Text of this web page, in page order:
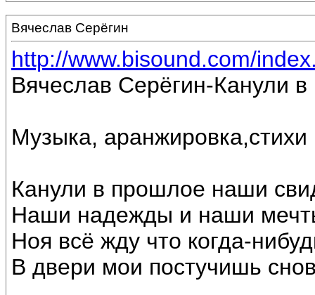
Вячеслав Серёгин
http://www.bisound.com/
Вячеслав Серёгин-Канули
Музыка,
Канули в прошлое наши
Наши надежды и наши
Ноя всё жду что когда-
В двери мои постучишь